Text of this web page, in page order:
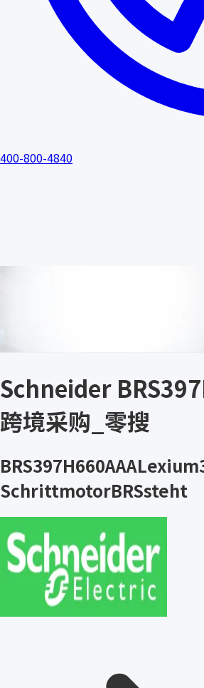
400-800-4840
Schneider
跨境采购_零搜
SchrittmotorBRSsteht